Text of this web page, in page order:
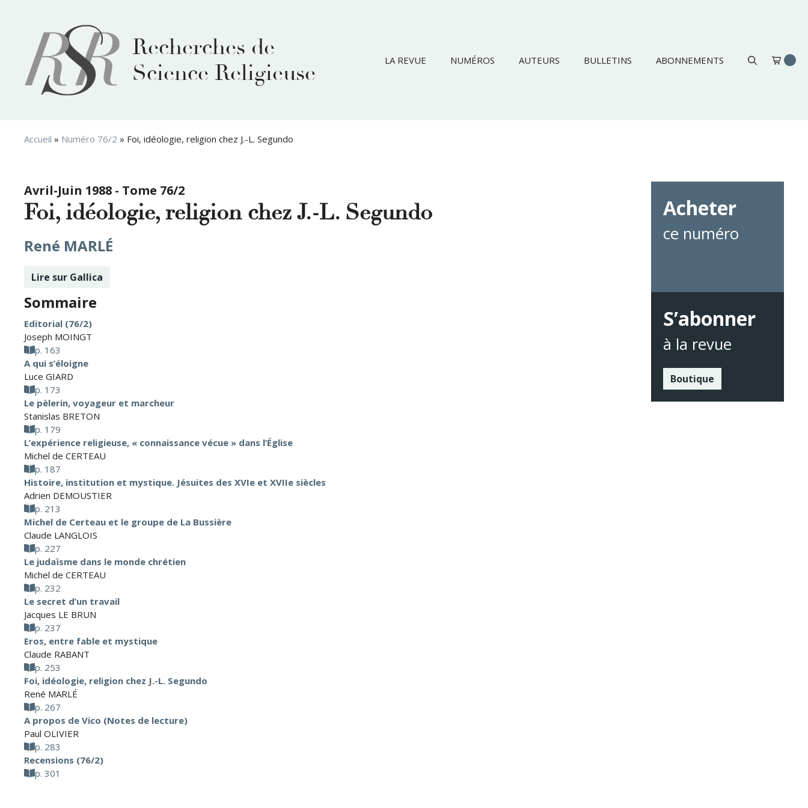
Recherches de
Science Religieuse
LA REVUE NUMÉROS AUTEURS BULLETINS ABONNEMENTS
Accueil » Numéro 76/2 » Foi, idéologie, religion chez J.-L. Segundo
Avril-Juin 1988 - Tome 76/2
Foi, idéologie, religion chez J.-L. Segundo
René MARLÉ
Lire sur Gallica
Sommaire
Editorial (76/2)
Joseph MOINGT
p. 163
A qui s’éloigne
Luce GIARD
p. 173
Le pèlerin, voyageur et marcheur
Stanislas BRETON
p. 179
L’expérience religieuse, « connaissance vécue » dans l’Église
Michel de CERTEAU
p. 187
Histoire, institution et mystique. Jésuites des XVIe et XVIIe siècles
Adrien DEMOUSTIER
p. 213
Michel de Certeau et le groupe de La Bussière
Claude LANGLOIS
p. 227
Le judaïsme dans le monde chrétien
Michel de CERTEAU
p. 232
Le secret d’un travail
Jacques LE BRUN
p. 237
Eros, entre fable et mystique
Claude RABANT
p. 253
Foi, idéologie, religion chez J.-L. Segundo
René MARLÉ
p. 267
A propos de Vico (Notes de lecture)
Paul OLIVIER
p. 283
Recensions (76/2)
p. 301
Acheter
ce numéro
S’abonner
à la revue
Boutique